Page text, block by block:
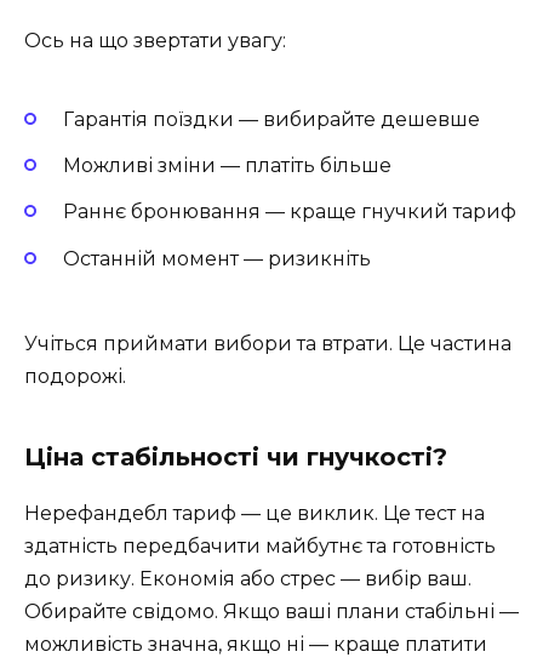
Ось на що звертати увагу:
Гарантія поїздки — вибирайте дешевше
Можливі зміни — платіть більше
Раннє бронювання — краще гнучкий тариф
Останній момент — ризикніть
Учіться приймати вибори та втрати. Це частина
подорожі.
Ціна стабільності чи гнучкості?
Нерефандебл тариф — це виклик. Це тест на
здатність передбачити майбутнє та готовність
до ризику. Економія або стрес — вибір ваш.
Обирайте свідомо. Якщо ваші плани стабільні —
можливість значна, якщо ні — краще платити